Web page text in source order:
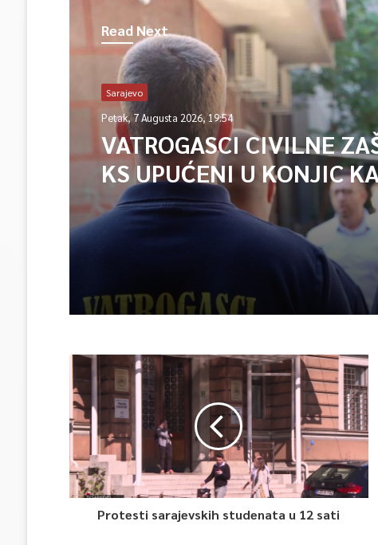
Read Next
Sarajevo
Petak, 7 Augusta 2026, 19:54
VATROGASCI CIVILNE
KS UPUĆENI U KONJIC
ISPOMOĆ U GAŠENJU
Protesti sarajevskih studenata u 12 sati